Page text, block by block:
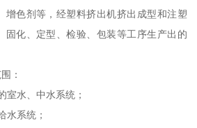
增色剂等，经塑料挤出机挤出成型和注塑
固化、定型、检验、包装等工序生产出的
：
室水、中水系统；
水系统；